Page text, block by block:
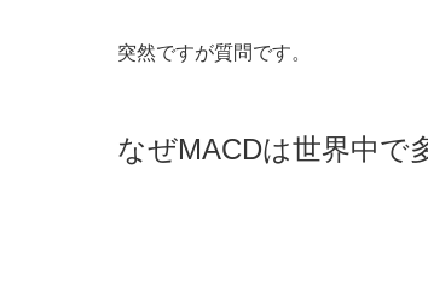
突然ですが質問です。
なぜMACDは世界中で